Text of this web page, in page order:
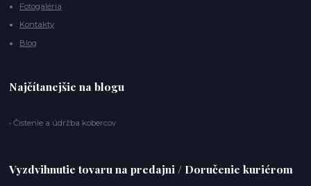
Fotogaléria
Kontakty
Blog
Najčítanejšie na blogu
• Čistenie a údržba kobercov
Vyzdvihnutie tovaru na predajni / Doručenie kuriérom